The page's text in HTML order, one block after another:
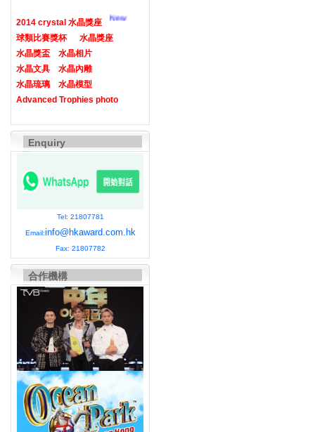
2014 crystal 水晶獎座 New
球類比賽獎杯
水晶獎座
水晶獎盃
水晶相片
水晶文具
水晶內雕
水晶琉璃
水晶模型
Advanced Trophies photo
Enquiry
Tel: 21807781
Email:info@hkaward.com.hk
Fax: 21807782
合作機構